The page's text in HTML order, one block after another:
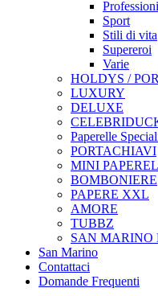
Professioni
Sport
Stili di vita
Supereroi
Varie
HOLDYS /
LUXURY
DELUXE
Paperelle
PORTACHIAVI
MINI
BOMBONIERE
PAPERE XXL
AMORE
TUBBZ
SAN MARINO
San Marino
Contattaci
Domande Frequenti